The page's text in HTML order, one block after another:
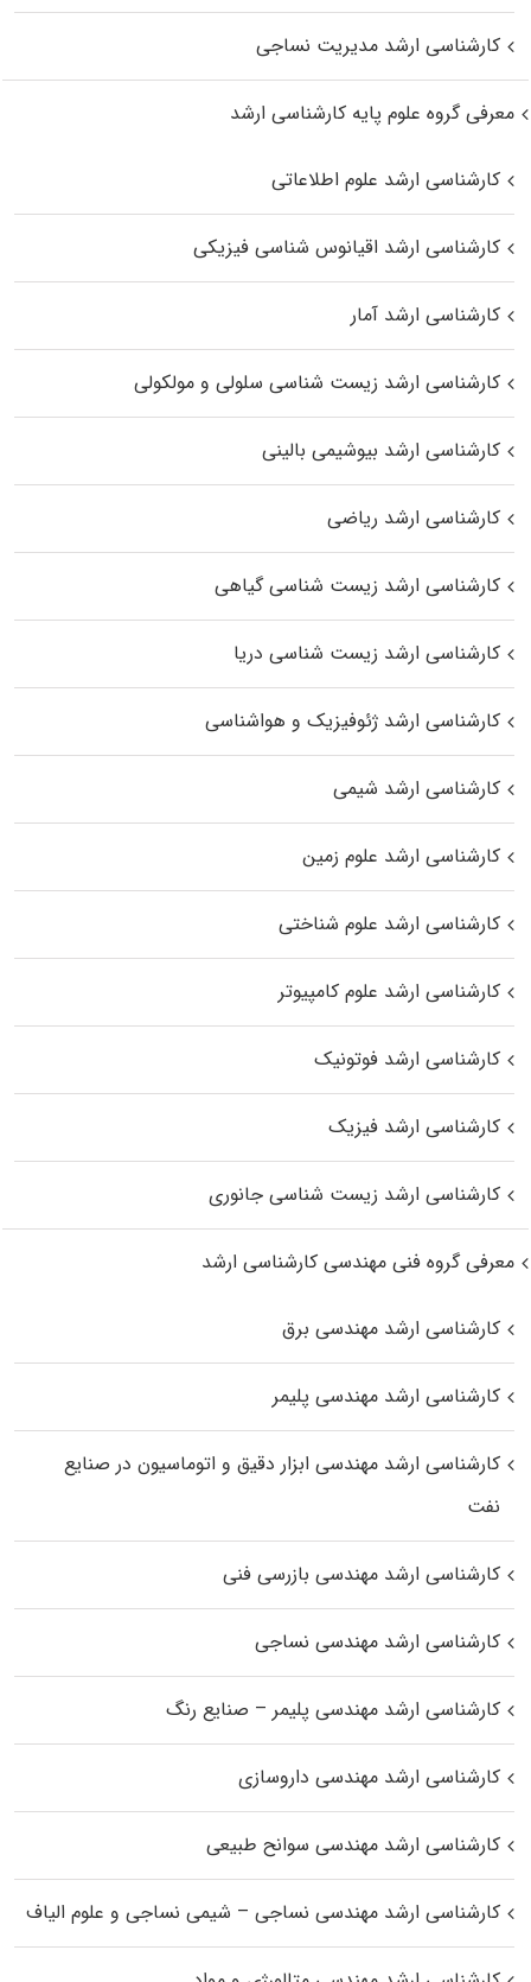
کارشناسی ارشد مدیریت نساجی
معرفی گروه علوم پایه کارشناسی ارشد
کارشناسی ارشد علوم اطلاعاتی
کارشناسی ارشد اقیانوس‌ شناسی فیزیکی
کارشناسی ارشد آمار
کارشناسی ارشد زیست شناسی سلولی و مولکولی
کارشناسی ارشد بیوشیمی بالینی
کارشناسی ارشد ریاضی
کارشناسی ارشد زیست‌ شناسی گیاهی
کارشناسی ارشد زیست‌ شناسی دریا
کارشناسی ارشد ژئوفیزیک و هواشناسی
کارشناسی ارشد شیمی
کارشناسی ارشد علوم زمین
کارشناسی ارشد علوم شناختی
کارشناسی ارشد علوم کامپیوتر
کارشناسی ارشد فوتونیک
کارشناسی ارشد فیزیک
کارشناسی ارشد زیست‌ شناسی جانوری
معرفی گروه فنی مهندسی کارشناسی ارشد
کارشناسی ارشد مهندسی برق
کارشناسی ارشد مهندسی پلیمر
کارشناسی ارشد مهندسی ابزار دقیق و اتوماسیون در صنایع
نفت
کارشناسی ارشد مهندسی بازرسی فنی
کارشناسی ارشد مهندسی نساجی
کارشناسی ارشد مهندسی پلیمر – صنایع رنگ
کارشناسی ارشد مهندسی داروسازی
کارشناسی ارشد مهندسی سوانح طبیعی
کارشناسی ارشد مهندسی نساجی – شیمی نساجی و علوم الیاف